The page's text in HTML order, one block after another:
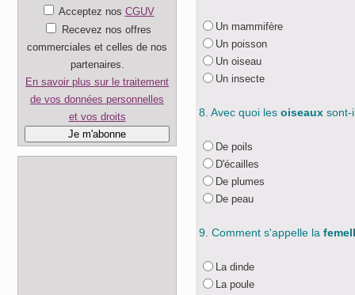
Acceptez nos CGUV
Recevez nos offres
commerciales et celles de nos
partenaires.
En savoir plus sur le traitement
de vos données personnelles
et vos droits
Un mammifère
Un poisson
Un oiseau
Un insecte
8. Avec quoi les oiseaux sont-
De poils
D'écailles
De plumes
De peau
9. Comment s'appelle la
La dinde
La poule